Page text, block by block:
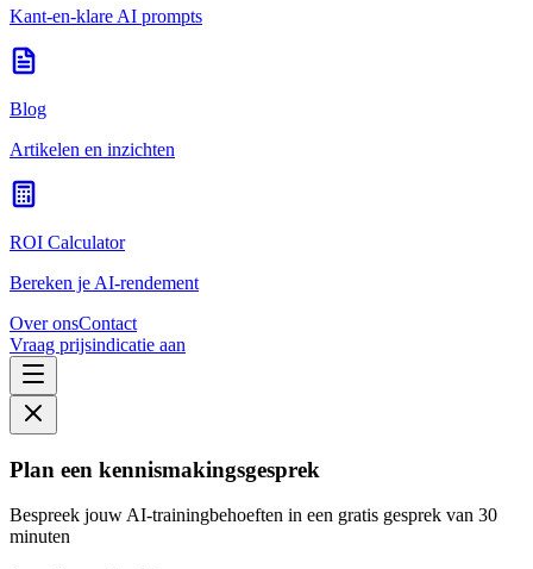
Kant-en-klare AI prompts
Blog
Artikelen en inzichten
ROI Calculator
Bereken je AI-rendement
Over onsContact
Vraag prijsindicatie aan
Plan een kennismakingsgesprek
Bespreek jouw AI-trainingbehoeften in een gratis gesprek van 30
minuten